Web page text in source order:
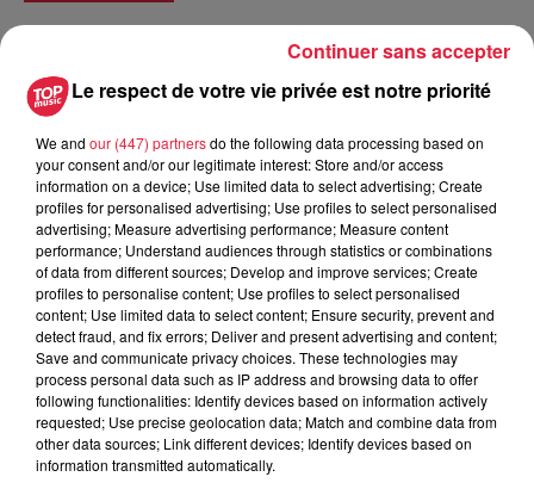
Tarif Payant
Les Anodins se tuent à enquêter !
Et ils mènent à tombeau ouvert leur comédie policière à
suspens improvisée.
Un meurtre va être commis. Ce sont les spectateurs qui en
imposent la victime, le lieu et les circonstances. Chacun des
protagonistes aura son mobile, mais un seul sera coupable,
désigné en secret par le hasard.
Le classique à succès des Anodins pour la première fois
dans l'écrin des salons du ClapClap Hôtel.
Fausses pistes et vrais rebondissements, le public trouvera-
Le respect de votre vie privée est notre priorité
We and our (447) partnersdo the following data processing based on
your consent and/or our legitimate interest: Store and/or access
information on a device; Use limited data to select advertising; Create
profiles for personalised advertising; Use profiles to select personalised
advertising; Measure advertising performance; Measure content
performance; Understand audiences through statistics or combinations
of data from different sources; Develop and improve services; Create
profiles to personalise content; Use profiles to select personalised
content; Use limited data to select content; Ensure security, prevent and
detect fraud, and fix errors; Deliver and present advertising and content;
Save and communicate privacy choices. These technologies may
process personal data such as IP address and browsing data to offer
following functionalities: Identify devices based on information actively
requested; Use precise geolocation data; Match and combine data from
other data sources; Link different devices; Identify devices based on
information transmitted automatically.
Continuer sans accepter